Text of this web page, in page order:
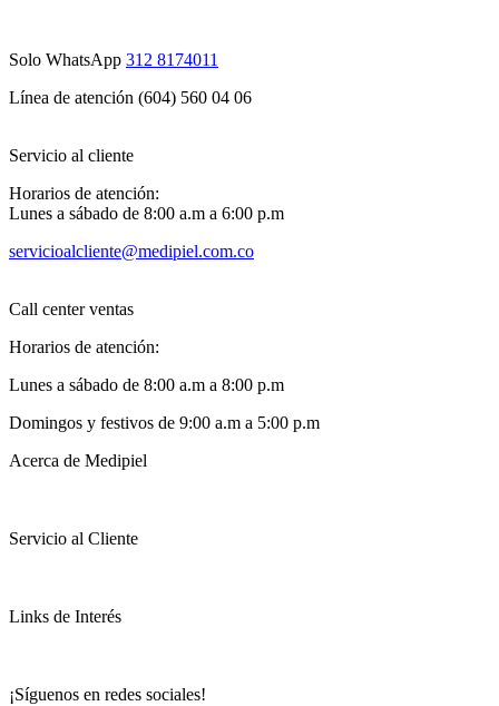
Solo WhatsApp 312 8174011
Línea de atención (604) 560 04 06
Servicio al cliente
Horarios de atención:
Lunes a sábado de 8:00 a.m a 6:00 p.m
servicioalcliente@medipiel.com.co
Call center ventas
Horarios de atención:
Lunes a sábado de 8:00 a.m a 8:00 p.m
Domingos y festivos de 9:00 a.m a 5:00 p.m
Acerca de Medipiel
Servicio al Cliente
Links de Interés
¡Síguenos en redes sociales!